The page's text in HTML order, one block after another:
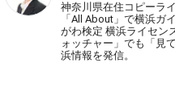
神奈川県在住コピーラ
「All About」で横浜ガ
がわ検定 横浜ライセン
ォッチャー」でも「見
浜情報を発信。